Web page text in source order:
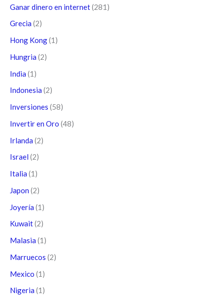
Ganar dinero en internet(281)
Grecia (2)
Hong Kong(1)
Hungria (2)
India (1)
Indonesia (2)
Inversiones (58)
Invertir en Oro (48)
Irlanda (2)
Israel (2)
Italia (1)
Japon (2)
Joyería (1)
Kuwait(2)
Malasia (1)
Marruecos (2)
Mexico (1)
Nigeria (1)